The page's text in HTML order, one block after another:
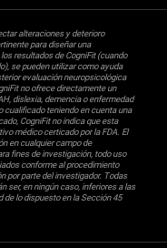
alteraciones y deterioro
para diseñar una
resultados de CogniFit (cuando
se pueden utilizar como ayuda
evaluación neuropsicológica
no ofrece directamente un
dislexia, demencia o enfermedad
cualificado teniendo en cuenta una
CogniFit no indica que esta
médico certicado por la FDA. El
en cualquier campo de
fines de investigación, todo uso
conforme al procedimiento
por parte del investigador. Todas
ser, en ningún caso, inferiores a las
de lo dispuesto en la Sección 45